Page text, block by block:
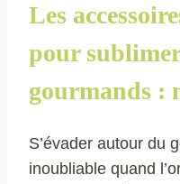
Les
pour
gourmands :
S’évader autour du
inoubliable quand